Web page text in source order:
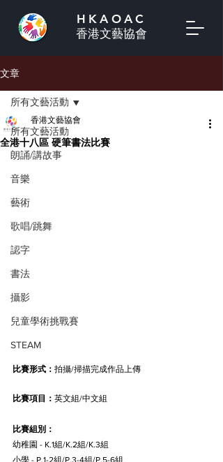
HKAOAC
香港文藝協會
文章
所有文藝活動
朗誦/講故事
音樂
藝術
歌唱/跳舞
認字
書法
攝影
兒童學術挑戰賽
STEAM
所有文藝活動
全港十八區 硬筆書法比賽
香港文藝協會
比賽形式： 拍攝/掃描完成作品上傳
比賽項目： 英文組/中文組
比賽組別：
幼稚園 - K.1組/K.2組/K.3組
小學 - P.1-2組/P.3-4組/P.5-6組